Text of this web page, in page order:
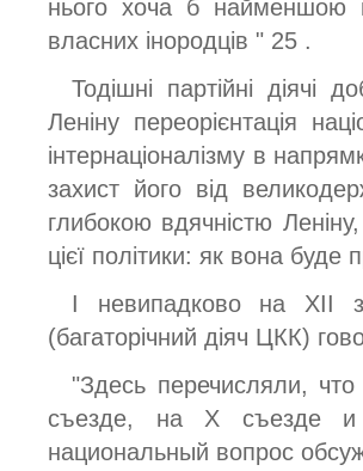
нього хоча б найменшою
власних інородців " 25 .
Тодішні партійні
Леніну переорієнтація
інтернаціоналізму в
захист його від
глибокою вдячністю
цієї політики: як вона буде
І невипадково на XII
(багаторічний діяч ЦКК)
"Здесь перечисляли,
съезде, на X съезде
национальный вопрос